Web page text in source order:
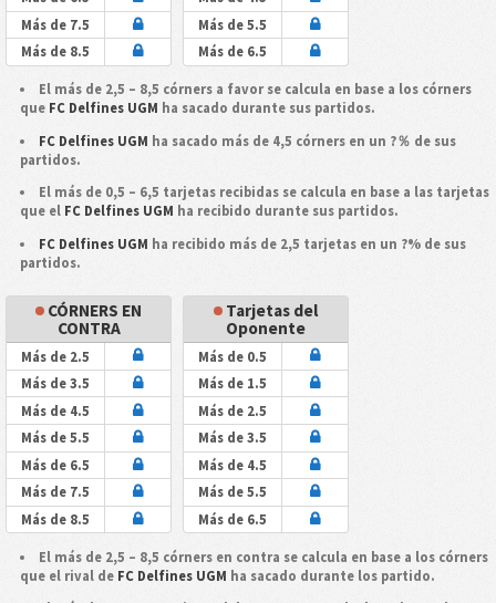
Más de 7.5
Más de 8.5
Más de 5.5
Más de 6.5
El más de 2,5 – 8,5 córners a favor se calcula en base a los córners
que FC Delfines UGM ha sacado durante sus partidos.
FC Delfines UGM ha sacado más de 4,5 córners en un ?％ de sus
partidos.
El más de 0,5 – 6,5 tarjetas recibidas se calcula en base a las tarjetas
que el FC Delfines UGM ha recibido durante sus partidos.
FC Delfines UGM ha recibido más de 2,5 tarjetas en un ?% de sus
partidos.
CÓRNERS EN
CONTRA
Más de 2.5
Más de 3.5
Más de 4.5
Más de 5.5
Más de 6.5
Más de 7.5
Más de 8.5
Tarjetas del
Oponente
Más de 0.5
Más de 1.5
Más de 2.5
Más de 3.5
Más de 4.5
Más de 5.5
Más de 6.5
El más de 2,5 – 8,5 córners en contra se calcula en base a los córners
que el rival de FC Delfines UGM ha sacado durante los partido.